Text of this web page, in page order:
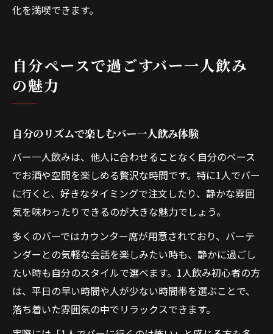
化を満喫できます。
自分ペースで過ごすバー一人飲み
の魅力
自分のリズムで楽しむバー一人飲み体験
バー一人飲みは、他人に合わせることなく自分のペース
でお酒や空間を楽しめる贅沢な時間です。特に1人でバー
に行くと、好きなタイミングで注文したり、静かな雰囲
気を味わったりできるのが大きな魅力でしょう。
多くのバーではカウンター席が用意されており、バーテ
ンダーとの気軽な会話を楽しみたい時も、静かに過ごし
たい時も自分のスタイルで選べます。1人飲み初心者の方
は、平日の早い時間や人が少ない時間帯を選ぶことで、
落ち着いた雰囲気の中でリラックスできます。